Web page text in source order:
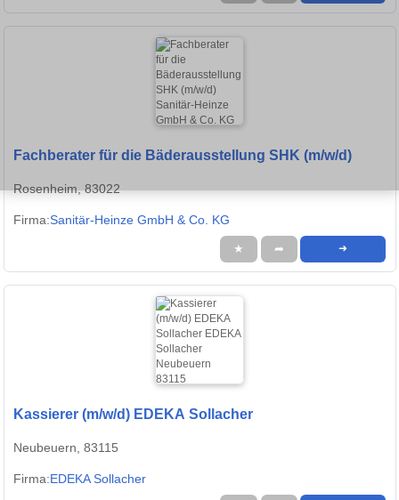
Fachberater für die Bäderausstellung SHK (m/w/d)
Rosenheim, 83022
Firma:Sanitär-Heinze GmbH & Co. KG
★ ➦ ➜
Kassierer (m/w/d) EDEKA Sollacher
Neubeuern, 83115
Firma:EDEKA Sollacher